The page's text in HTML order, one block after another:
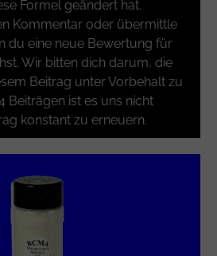
Formel geändert hat.
Kommentar oder übermittle
du eine neue Bewertung für
Wir bitten dich darum, die
Beitrag unter Vorbehalt zu
Beiträgen ist es uns nicht
konstant zu erneuern.